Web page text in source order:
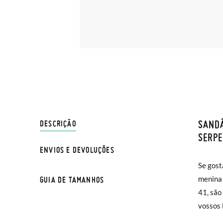
DESCRIÇÃO
Se
41,
vossos
ENVIOS E DEVOLUÇÕES
normal
sua
Se
GUIA DE TAMANHOS